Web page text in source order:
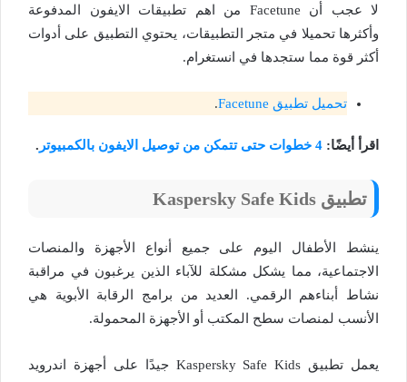
لا عجب أن Facetune من اهم تطبيقات الايفون المدفوعة
وأكثرها تحميلا في متجر التطبيقات، يحتوي التطبيق على أدوات
أكثر قوة مما ستجدها في انستغرام.
تحميل تطبيق Facetune .
اقرأ أيضًا: 4 خطوات حتى تتمكن من توصيل الايفون بالكمبيوتر .
تطبيق Kaspersky Safe Kids
ينشط الأطفال اليوم على جميع أنواع الأجهزة والمنصات
الاجتماعية، مما يشكل مشكلة للآباء الذين يرغبون في مراقبة
نشاط أبناءهم الرقمي. العديد من برامج الرقابة الأبوية هي
الأنسب لمنصات سطح المكتب أو الأجهزة المحمولة.
يعمل تطبيق Kaspersky Safe Kids جيدًا على أجهزة اندرويد